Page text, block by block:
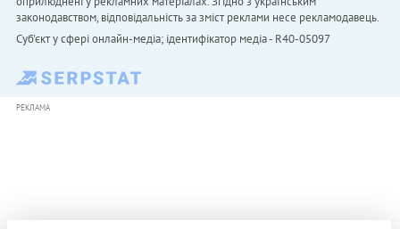
законодавством, відповідальність за зміст реклами несе рекламодавець.
Cуб'єкт у сфері онлайн-медіа; ідентифікатор медіа - R40-05097
РЕКЛАМА